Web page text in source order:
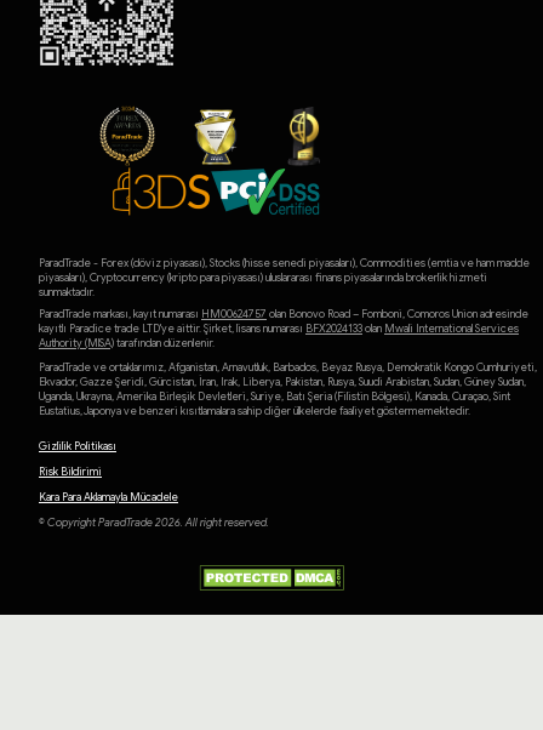
ParadTrade - Forex (döviz piyasası), Stocks (hisse senedi piyasaları), Commodities (emtia ve ham madde
piyasaları), Cryptocurrency (kripto para piyasası) uluslararası finans piyasalarında brokerlik hizmeti
sunmaktadır.
ParadTrade markası, kayıt numarası HM00624757 olan Bonovo Road – Fomboni, Comoros Union adresinde
kayıtlı Paradice trade LTD'ye aittir. Şirket, lisans numarası BFX2024133olan Mwali International Services
Authority (MlSA)tarafından düzenlenir.
ParadTrade ve ortaklarımız, Afganistan, Arnavutluk, Barbados, Beyaz Rusya, Demokratik Kongo Cumhuriyeti,
Ekvador, Gazze Şeridi, Gürcistan, İran, Irak, Liberya, Pakistan, Rusya, Suudi Arabistan, Sudan, Güney Sudan,
Uganda, Ukrayna, Amerika Birleşik Devletleri, Suriye, Batı Şeria (Filistin Bölgesi), Kanada, Curaçao, Sint
Eustatius, Japonya ve benzeri kısıtlamalara sahip diğer ülkelerde faaliyet göstermemektedir.
Gizlilik Politikası
Risk Bildirimi
Kara Para Aklamayla Mücadele
© Copyright ParadTrade 2026. All right reserved.